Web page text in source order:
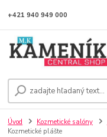
+421 940 949 000
Úvod Kozmetické salóny
Kozmetické plášte